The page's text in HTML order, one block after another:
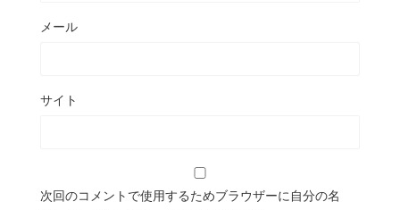
メール
サイト
次回のコメントで使用するためブラウザーに自分の名